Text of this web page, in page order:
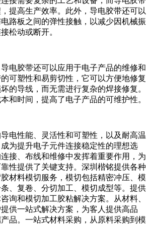
提高生产效率。此外，导电胶带还可以
路板之间的弹性接触，以减少因机械振
松动或断开。
电胶带还可以应用于电子产品的维修和
可塑性和易剪切性，它可以方便地修复
的导线，而无需进行复杂的焊接修复。
和时间，提高了电子产品的可维护性。
电性能、灵活性和可塑性，以及耐高温
为提升电子元件连接稳定性的理想选
接、布线和维修中发挥着重要作用，为
性提供了关键支持。深圳楷铭提供各种
材料模切服务，模切包括精密冲压、模
、复卷、分切加工、模切成型等。提供
询和模切加工胶粘解决方案。从材料、
供一站式解决方案，为客人提供高品
品。一站式材料采购，从原料采购到模